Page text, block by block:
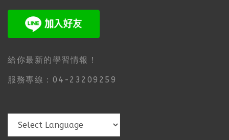
給你最新的學習情報！
服務專線：04-23209259